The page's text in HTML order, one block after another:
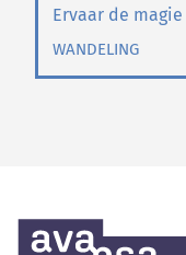
Ervaar de
WANDELING